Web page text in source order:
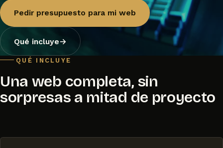
Pedir presupuesto para mi web
Qué incluye→
QUÉ INCLUYE
Una web completa, sin
sorpresas a mitad de proyecto